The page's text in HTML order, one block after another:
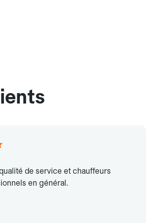
de service et chauffeurs
en général.